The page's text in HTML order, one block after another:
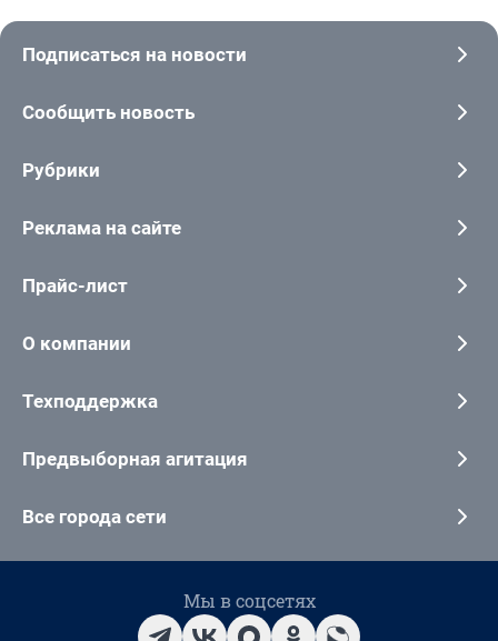
Подписаться на новости
Сообщить новость
Рубрики
Реклама на сайте
Прайс-лист
О компании
Техподдержка
Предвыборная агитация
Все города сети
Мы в соцсетях